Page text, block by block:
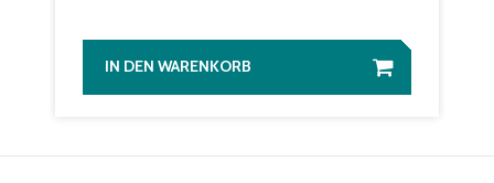
IN DEN WARENKORB